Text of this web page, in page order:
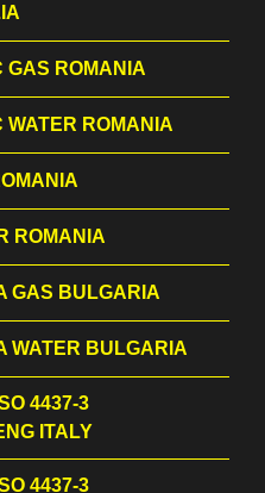
GAS ROMANIA
WATER ROMANIA
ROMANIA
GAS BULGARIA
WATER BULGARIA
4437-3
ITALY
4437-3